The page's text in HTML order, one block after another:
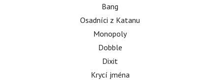
Bang
Osadníci z Katanu
Monopoly
Dobble
Dixit
Krycí jména